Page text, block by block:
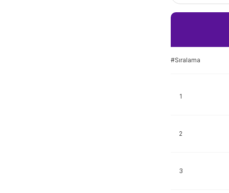
#Sıralama
1
2
3